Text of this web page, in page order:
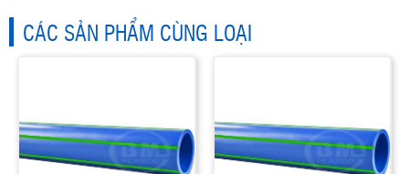
CÁC SẢN PHẨM CÙNG LOẠI